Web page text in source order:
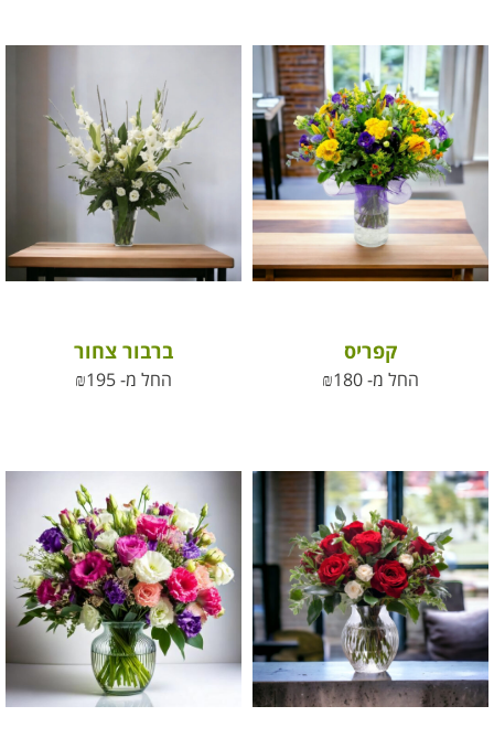
קפריס
החל מ- ₪180
ברבור צחור
החל מ- ₪195